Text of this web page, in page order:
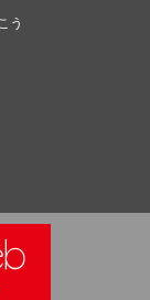
う